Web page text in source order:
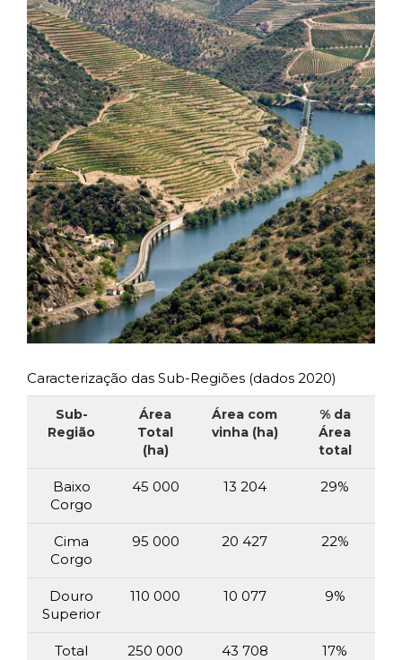
Caracterização das Sub-Regiões (dados 2020)
Sub-
Região
Área
Total
(ha)
Área com
vinha (ha)
% da
Área
total
Baixo
Corgo
45 000 13 204 29%
Cima
Corgo
95 000 20 427 22%
Douro
Superior
110 000 10 077 9%
Total 250 000 43 708 17%